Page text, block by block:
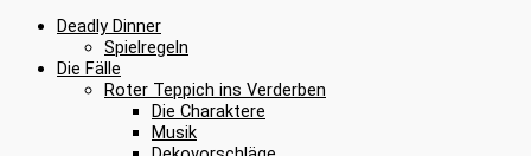
Deadly Dinner
Spielregeln
Die Fälle
Roter Teppich ins Verderben
Die Charaktere
Musik